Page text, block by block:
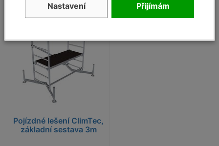
Pojízdné lešení ClimTec,
základní sestava 3m
Nastavení Přijímám